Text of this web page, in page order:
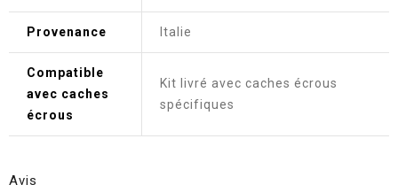
Provenance Italie
Compatible
avec caches
écrous
Kit livré avec caches écrous
spécifiques
Avis